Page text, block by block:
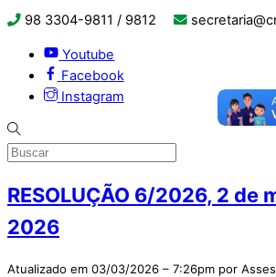
98 3304-9811 / 9812
Youtube
Facebook
Instagram
RESOLUÇÃO 6/2026, 2 de
2026
Atualizado em 03/03/2026 – 7:26pm por